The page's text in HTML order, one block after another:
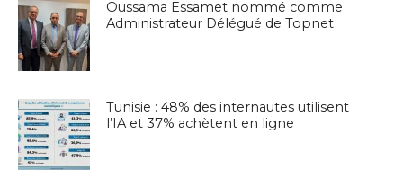
Oussama Essamet nommé comme
Administrateur Délégué de Topnet
Tunisie : 48% des internautes utilisent
l’IA et 37% achètent en ligne